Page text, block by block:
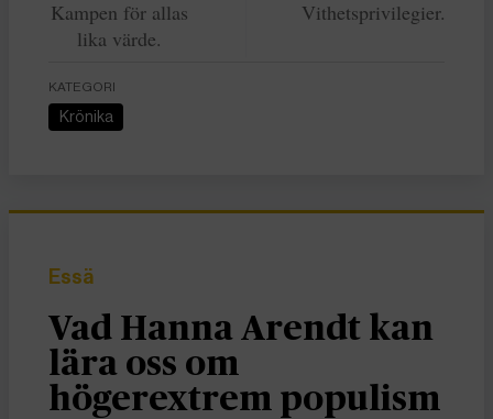
Kampen för allas
lika värde.
Vithetsprivilegier.
KATEGORI
Krönika
Essä
Vad Hanna Arendt kan
lära oss om
högerextrem populism